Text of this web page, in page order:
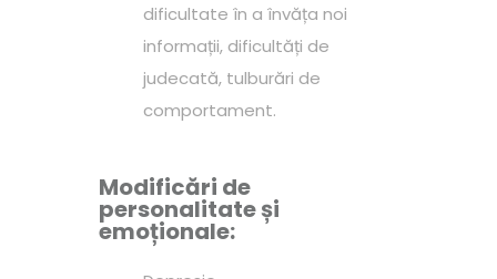
dificultate în a învăța noi
informații, dificultăți de
judecată, tulburări de
comportament.
Modificări de
personalitate și
emoționale: